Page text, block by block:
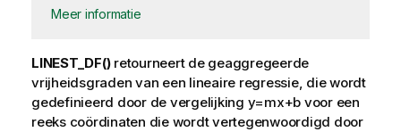
Meer informatie
LINEST_DF()retourneert de geaggregeerde
vrijheidsgraden van een lineaire regressie, die wordt
gedefinieerd door de vergelijking y=mx+b voor een
reeks coördinaten die wordt vertegenwoordigd door